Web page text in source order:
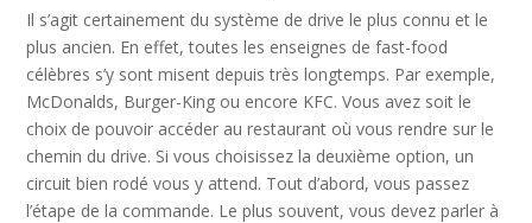
Il s’agit certainement du système de drive le plus connu et le
plus ancien. En effet, toutes les enseignes de fast-food
célèbres s’y sont misent depuis très longtemps. Par exemple,
McDonalds, Burger-King ou encore KFC. Vous avez soit le
choix de pouvoir accéder au restaurant où vous rendre sur le
chemin du drive. Si vous choisissez la deuxième option, un
circuit bien rodé vous y attend. Tout d’abord, vous passez
l’étape de la commande. Le plus souvent, vous devez parler à